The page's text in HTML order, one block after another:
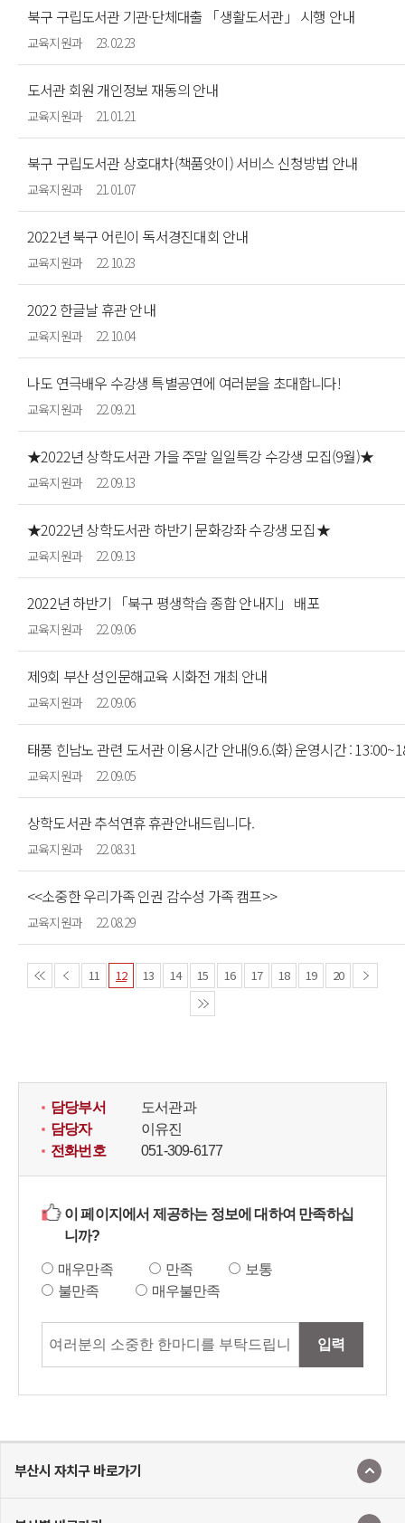
북구 구립도서관 기관·단체대출 「생활도서관」 시행 안내
교육지원과 23.02.23
도서관 회원 개인정보 재동의 안내
교육지원과 21.01.21
북구 구립도서관 상호대차(책품앗이) 서비스 신청방법 안내
교육지원과 21.01.07
2022년 북구 어린이 독서경진대회 안내
교육지원과 22.10.23
2022 한글날 휴관 안내
교육지원과 22.10.04
나도 연극배우 수강생 특별공연에 여러분을 초대합니다!
교육지원과 22.09.21
★2022년 상학도서관 가을 주말 일일특강 수강생 모집(9월)★
교육지원과 22.09.13
★2022년 상학도서관 하반기 문화강좌 수강생 모집★
교육지원과 22.09.13
2022년 하반기 「북구 평생학습 종합 안내지」 배포
교육지원과 22.09.06
제9회 부산 성인문해교육 시화전 개최 안내
교육지원과 22.09.06
태풍 힌남노 관련 도서관 이용시간 안내(9.6.(화) 운영시간 :
교육지원과 22.09.05
상학도서관 추석연휴 휴관안내드립니다.
교육지원과 22.08.31
<<소중한 우리가족 인권 감수성 가족 캠프>>
교육지원과 22.08.29
11 12 13 14 15 16 17 18 19 20
담당부서
도서관과
담당자
이유진
전화번호
051-309-6177
이 페이지에서 제공하는 정보에 대하여 만족하십
니까?
매우만족 만족
보통
불만족
매우불만족
입력
부산시 자치구 바로가기